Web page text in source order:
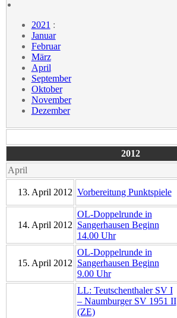
2021 :
Januar
Februar
März
April
September
Oktober
November
Dezember
2012
April
13. April 2012 Vorbereitung Punktspiele
14. April 2012
OL-Doppelrunde in
Sangerhausen Beginn
14.00 Uhr
15. April 2012
OL-Doppelrunde in
Sangerhausen Beginn
9.00 Uhr
LL: Teutschenthaler SV I
– Naumburger SV 1951 II
(ZE)